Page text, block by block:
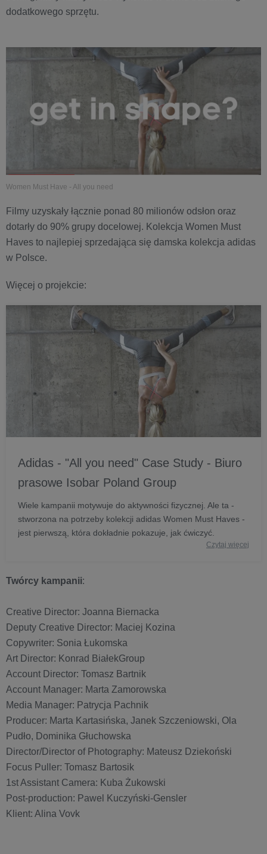
dodatkowego sprzętu.
Women Must Have - All you need
Filmy uzyskały łącznie ponad 80 milionów odsłon oraz
dotarły do 90% grupy docelowej. Kolekcja Women Must
Haves to najlepiej sprzedająca się damska kolekcja adidas
w Polsce.
Więcej o projekcie:
Adidas - "All you need" Case Study - Biuro
prasowe Isobar Poland Group
Wiele kampanii motywuje do aktywności fizycznej. Ale ta -
stworzona na potrzeby kolekcji adidas Women Must Haves -
jest pierwszą, która dokładnie pokazuje, jak ćwiczyć.
Czytaj więcej
Twórcy kampanii:
Creative Director: Joanna Biernacka
Deputy Creative Director: Maciej Kozina
Copywriter: Sonia Łukomska
Art Director: Konrad BiałekGroup
Account Director: Tomasz Bartnik
Account Manager: Marta Zamorowska
Media Manager: Patrycja Pachnik
Producer: Marta Kartasińska, Janek Szczeniowski, Ola
Pudło, Dominika Głuchowska
Director/Director of Photography: Mateusz Dziekoński
Focus Puller: Tomasz Bartosik
1st Assistant Camera: Kuba Żukowski
Post-production: Pawel Kuczyński-Gensler
Klient: Alina Vovk